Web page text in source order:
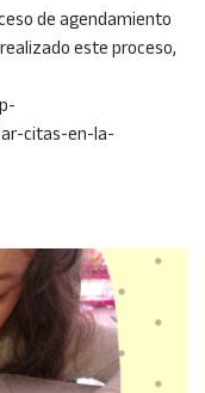
de agendamiento
este proceso,
citas-en-la-